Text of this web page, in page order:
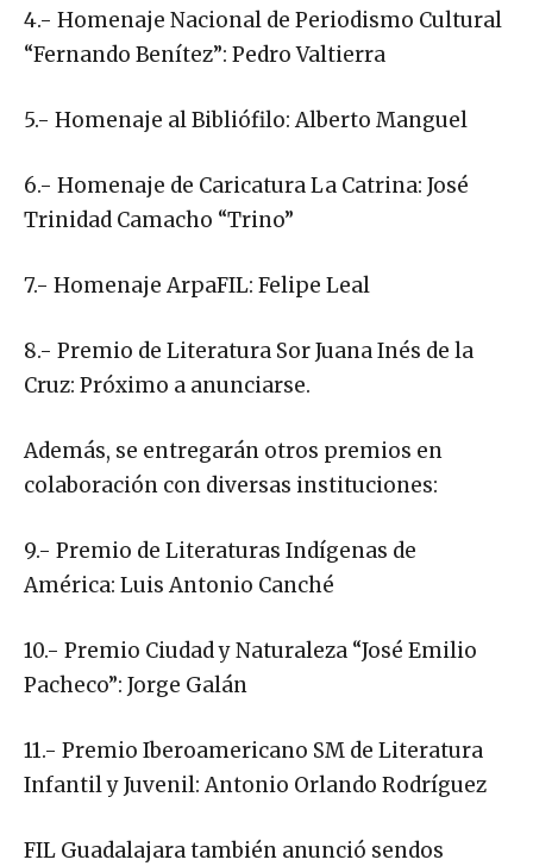
4.- Homenaje Nacional de Periodismo Cultural
“Fernando Benítez”: Pedro Valtierra
5.- Homenaje al Bibliófilo: Alberto Manguel
6.- Homenaje de Caricatura La Catrina: José
Trinidad Camacho “Trino”
7.- Homenaje ArpaFIL: Felipe Leal
8.- Premio de Literatura Sor Juana Inés de la
Cruz: Próximo a anunciarse.
Además, se entregarán otros premios en
colaboración con diversas instituciones:
9.- Premio de Literaturas Indígenas de
América: Luis Antonio Canché
10.- Premio Ciudad y Naturaleza “José Emilio
Pacheco”: Jorge Galán
11.- Premio Iberoamericano SM de Literatura
Infantil y Juvenil: Antonio Orlando Rodríguez
FIL Guadalajara también anunció sendos